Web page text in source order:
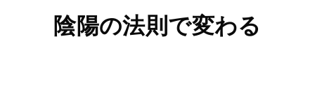
陰陽の法則で変わる